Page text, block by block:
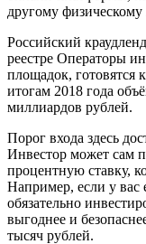
другому физическому
Российский
реестре Операторы
площадок, готовятся
итогам 2018 года
миллиардов рублей.
Порог входа здесь
Инвестор может сам
процентную ставку,
Например, если у вас
обязательно
выгоднее и
тысяч рублей.